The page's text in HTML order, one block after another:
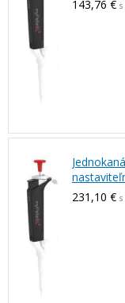
143,76 € s
231,10 € s